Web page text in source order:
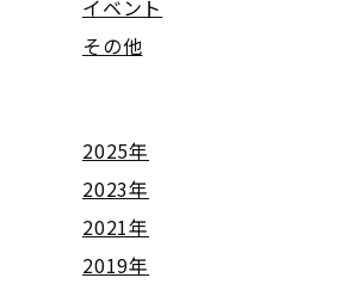
イベント
その他
2025年
2023年
2021年
2019年